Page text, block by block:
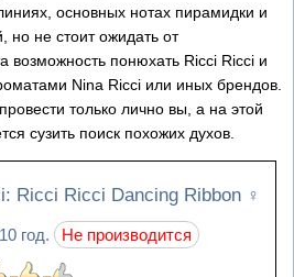
основных нотах пирамидки и
но не стоит ожидать от
возможность понюхать Ricci Ricci и
Nina Ricci или иных брендов.
только лично вы, а на этой
сузить поиск похожих духов.
Ricci Ricci Dancing Ribbon ♀
год. Не производится